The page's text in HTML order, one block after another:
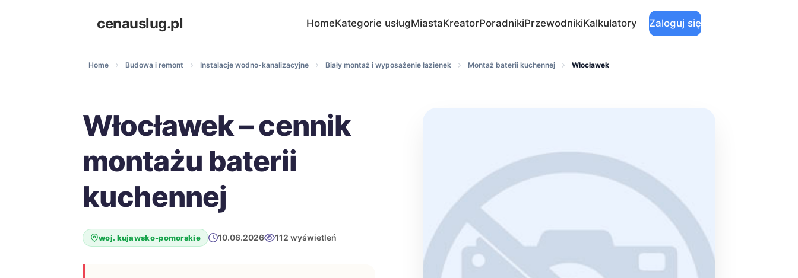
cenauslug.pl HomeKategorie usługMiastaKreatorPoradnikiPrzewodnikiKalkulatory Zaloguj się
Home Budowa i remont Instalacje wodno-kanalizacyjne Biały montaż i wyposażenie łazienek Montaż baterii kuchennej Włocławek
Włocławek – cennik
montażu baterii
kuchennej
woj. kujawsko-pomorskie 10.06.2026 112 wyświetleń